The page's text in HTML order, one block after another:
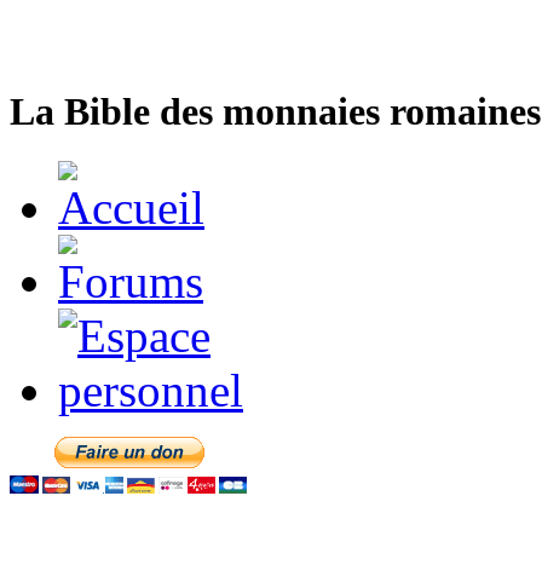
La Bible des monnaies